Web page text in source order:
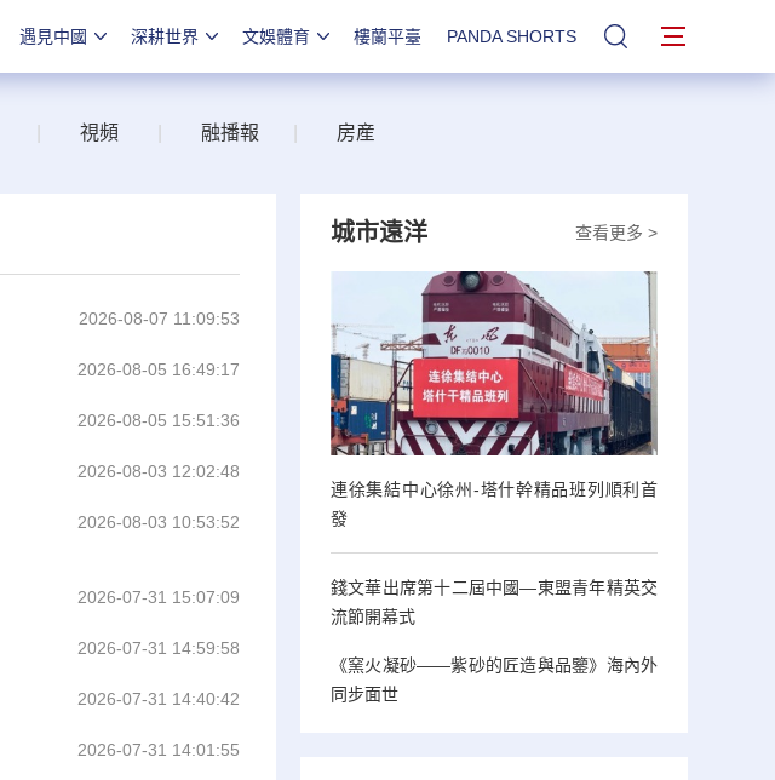
遇見中國 深耕世界 文娛體育 樓蘭平臺 PANDA SHORTS 站內搜索
視頻 融播報 房産
2026-08-07 11:09:53
2026-08-05 16:49:17
2026-08-05 15:51:36
2026-08-03 12:02:48
2026-08-03 10:53:52
2026-07-31 15:07:09
2026-07-31 14:59:58
2026-07-31 14:40:42
2026-07-31 14:01:55
查看更多 >
城市遠洋
連徐集結中心徐州-塔什幹精品班列順利首
發
錢文華出席第十二屆中國—東盟青年精英交
流節開幕式
《窯火凝砂——紫砂的匠造與品鑒》海內外
同步面世